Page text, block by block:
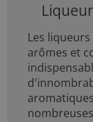
Les
arômes et